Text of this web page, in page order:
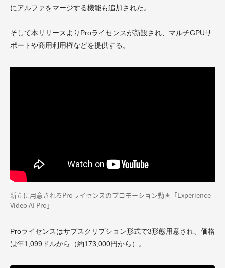
にアルファをマージする機能も追加された。
そして本リリースよりProライセンスが新設され、マルチGPUサ
ポートや商用利用権などを提供する。
新たに用意されるProライセンスのプロモーション動画「Experience
Video AI Pro」
Proライセンスはサブスクリプション形式で3形態用意され、価格
は年1,099ドルから（約173,000円から）。